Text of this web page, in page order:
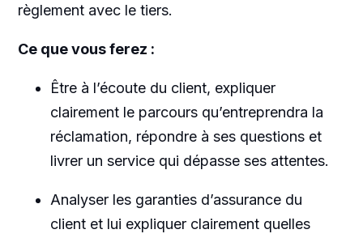
règlement avec le tiers.
Ce que vous ferez :
Être à l’écoute du client, expliquer
clairement le parcours qu’entreprendra la
réclamation, répondre à ses questions et
livrer un service qui dépasse ses attentes.
Analyser les garanties d’assurance du
client et lui expliquer clairement quelles